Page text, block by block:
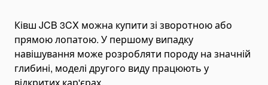
Дизель-молоти
Машини для забивання свай
Промислові роботи
Б/у промислові роботи
Ківш JCB 3CX можна купити зі зворотною або
прямою лопатою. У першому випадку
навішування може розробляти породу на значній
глибині, моделі другого виду працюють у